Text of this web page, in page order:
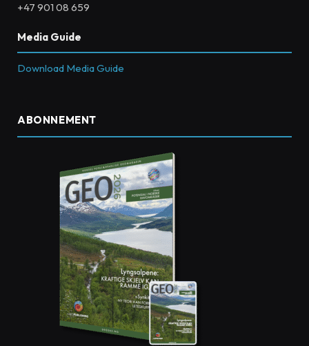
+47 901 08 659
Media Guide
Download Media Guide
ABONNEMENT